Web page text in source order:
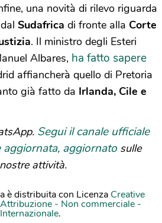
una novità di rilevo riguarda
Sudafrica di fronte alla Corte
. Il ministro degli Esteri
Albares, ha fatto sapere
affiancherà quello di Pretoria
già fatto da Irlanda, Cile e
Segui il canale ufficiale
aggiornata, aggiornato sulle
attività.
è distribuita con Licenza Creative
- Non commerciale -
.